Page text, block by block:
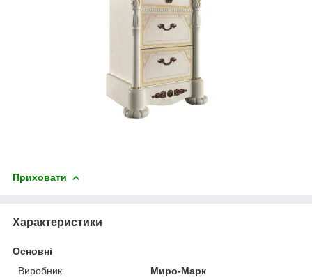
Приховати
Характеристики
Основні
Виробник
Миро-Марк